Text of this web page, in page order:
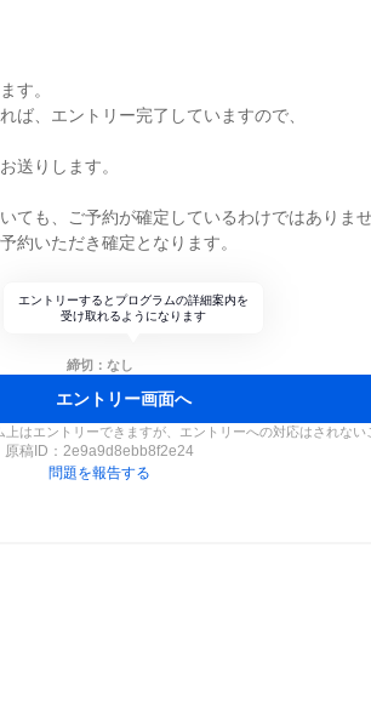
す。
ば、エントリー完了していますので、
送りします。
ても、ご予約が確定しているわけではありま
約いただき確定となります。
エントリーするとプログラムの詳細案内を
受け取れるようになります
締切：なし
エントリー画面へ
はエントリーできますが、エントリーへの対応はされない
原稿ID： 2e9a9d8ebb8f2e24
問題を報告する